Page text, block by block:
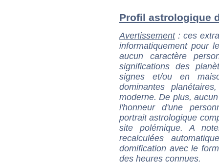
Profil astrologique
Avertissement: ces
informatiquement pour
aucun caractère
significations des
signes et/ou en
dominantes
moderne. De plus,
l'honneur d'une
portrait astrologique
site polémique. A
recalculées
domification avec le
des heures connues.